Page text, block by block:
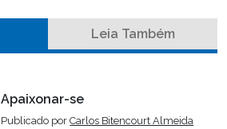
Leia Também
Apaixonar-se
Publicado porCarlos Bitencourt Almeida